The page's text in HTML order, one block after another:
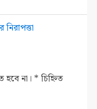
হবে না। * চিহ্নিত